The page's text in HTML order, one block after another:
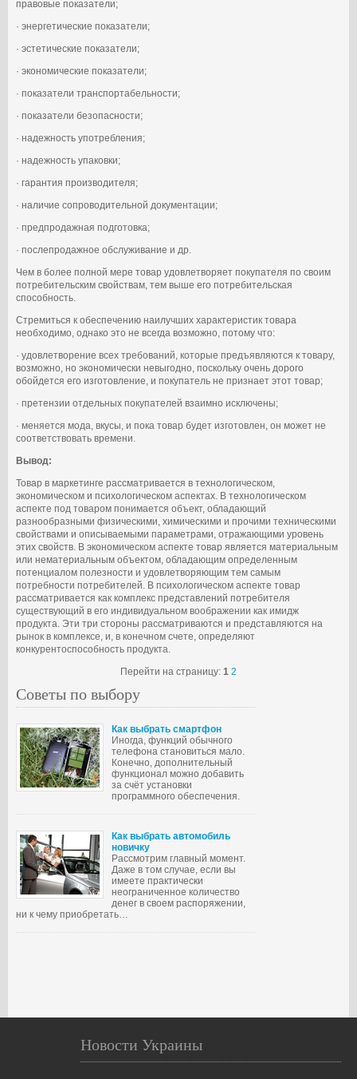
правовые показатели;
· энергетические показатели;
· эстетические показатели;
· экономические показатели;
· показатели транспортабельности;
· показатели безопасности;
· надежность употребления;
· надежность упаковки;
· гарантия производителя;
· наличие сопроводительной документации;
· предпродажная подготовка;
· послепродажное обслуживание и др.
Чем в более полной мере товар удовлетворяет покупателя по своим
потребительским свойствам, тем выше его потребительская
способность.
Стремиться к обеспечению наилучших характеристик товара
необходимо, однако это не всегда возможно, потому что:
· удовлетворение всех требований, которые предъявляются к товару,
возможно, но экономически невыгодно, поскольку очень дорого
обойдется его изготовление, и покупатель не признает этот товар;
· претензии отдельных покупателей взаимно исключены;
· меняется мода, вкусы, и пока товар будет изготовлен, он может не
соответствовать времени.
Вывод:
Товар в маркетинге рассматривается в технологическом,
экономическом и психологическом аспектах. В технологическом
аспекте под товаром понимается объект, обладающий
разнообразными физическими, химическими и прочими техническими
свойствами и описываемыми параметрами, отражающими уровень
этих свойств. В экономическом аспекте товар является материальным
или нематериальным объектом, обладающим определенным
потенциалом полезности и удовлетворяющим тем самым
потребности потребителей. В психологическом аспекте товар
рассматривается как комплекс представлений потребителя
существующий в его индивидуальном воображении как имидж
продукта. Эти три стороны рассматриваются и представляются на
рынок в комплексе, и, в конечном счете, определяют
конкурентоспособность продукта.
Перейти на страницу: 1 2
Советы по выбору
Как выбрать смартфон
Иногда, функций обычного
телефона становиться мало.
Конечно, дополнительный
функционал можно добавить
за счёт установки
программного обеспечения.
Как выбрать автомобиль
новичку
Рассмотрим главный момент.
Даже в том случае, если вы
имеете практически
неограниченное количество
денег в своем распоряжении,
ни к чему приобретать…
Новости Украины